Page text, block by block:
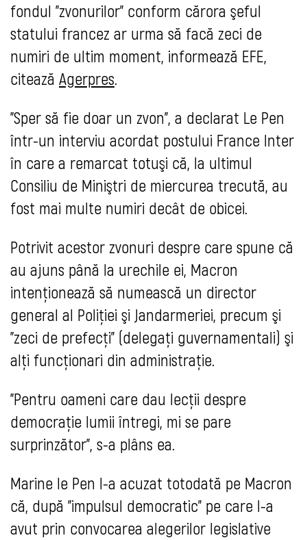
fondul "zvonurilor" conform cărora şeful
statului francez ar urma să facă zeci de
numiri de ultim moment, informează EFE,
citează Agerpres.
"Sper să fie doar un zvon", a declarat Le Pen
într-un interviu acordat postului France Inter
în care a remarcat totuşi că, la ultimul
Consiliu de Miniştri de miercurea trecută, au
fost mai multe numiri decât de obicei.
Potrivit acestor zvonuri despre care spune că
au ajuns până la urechile ei, Macron
intenţionează să numească un director
general al Poliţiei şi Jandarmeriei, precum şi
"zeci de prefecţi" (delegaţi guvernamentali) şi
alţi funcţionari din administraţie.
"Pentru oameni care dau lecţii despre
democraţie lumii întregi, mi se pare
surprinzător", s-a plâns ea.
Marine le Pen l-a acuzat totodată pe Macron
că, după "impulsul democratic" pe care l-a
avut prin convocarea alegerilor legislative